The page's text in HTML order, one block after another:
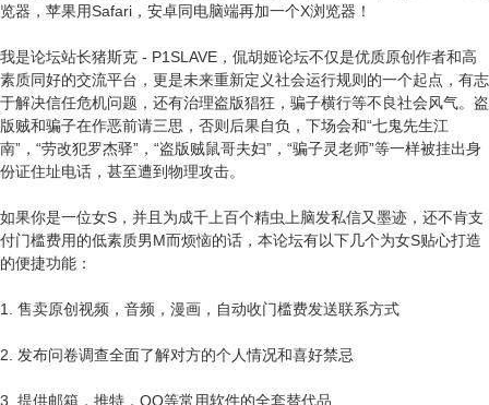
览器，苹果用Safari，安卓同电脑端再加一个X浏览器！
我是论坛站长猪斯克 - P1SLAVE，侃胡姬论坛不仅是优质原创作者和高
素质同好的交流平台，更是未来重新定义社会运行规则的一个起点，有志
于解决信任危机问题，还有治理盗版猖狂，骗子横行等不良社会风气。盗
版贼和骗子在作恶前请三思，否则后果自负，下场会和“七鬼先生江
南”，“劳改犯罗杰驿”，“盗版贼鼠哥夫妇”，“骗子灵老师”等一样被挂出身
份证住址电话，甚至遭到物理攻击。
如果你是一位女S，并且为成千上百个精虫上脑发私信又墨迹，还不肯支
付门槛费用的低素质男M而烦恼的话，本论坛有以下几个为女S贴心打造
的便捷功能：
1. 售卖原创视频，音频，漫画，自动收门槛费发送联系方式
2. 发布问卷调查全面了解对方的个人情况和喜好禁忌
3. 提供邮箱，推特，QQ等常用软件的全套替代品